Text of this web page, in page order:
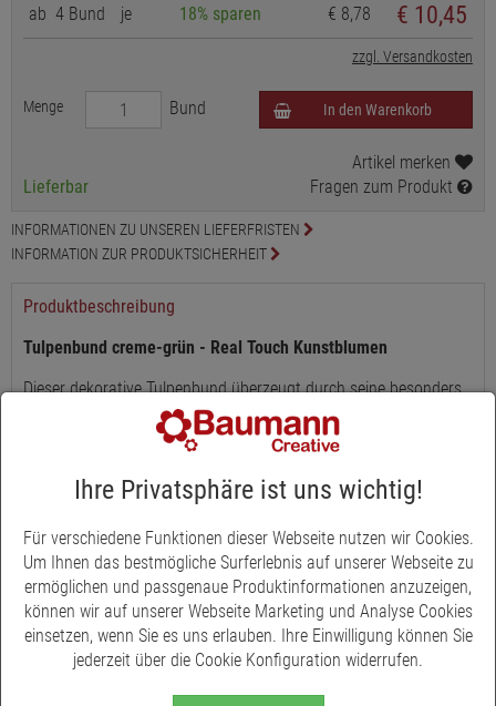
ab 4 Bund je 18% sparen € 8,78 € 10,45
zzgl. Versandkosten
Menge Bund In den Warenkorb
Lieferbar
Artikel merken
Fragen zum Produkt
INFORMATIONEN ZU UNSEREN LIEFERFRISTEN
INFORMATION ZUR PRODUKTSICHERHEIT
Produktbeschreibung
Tulpenbund creme-grün - Real Touch Kunstblumen
Dieser dekorative Tulpenbund überzeugt durch seine besonders
natürliche Optik und Haptik. Die Real Touch Tulpen fühlen sich
angenehm echt an und sind optisch kaum von frischen Blumen
Knospen verleiht dem Arrangement eine lebendige, frische
Ausstrahlung. Die creme-grünen Blüten passen harmonisch zu
frühlingshaften und modernen Dekorationsstilen.
Mit einer Länge von 44 Zentimetern eignet sich der Bund ideal
für Vasen, Gestecke oder saisonale Dekorationen. Die fünf Stiele
sind zu einem Bund zusammengefasst und lassen sich flexibel
arrangieren. Dank der hochwertigen Kunstmaterialien bleibt die
Optik dauerhaft schön - ganz ohne Pflegeaufwand.
Ihre Privatsphäre ist uns wichtig!
Für verschiedene Funktionen dieser Webseite nutzen wir Cookies.
Um Ihnen das bestmögliche Surferlebnis auf unserer Webseite zu
ermöglichen und passgenaue Produktinformationen anzuzeigen,
können wir auf unserer Webseite Marketing und Analyse Cookies
einsetzen, wenn Sie es uns erlauben. Ihre Einwilligung können Sie
jederzeit über die Cookie Konfiguration widerrufen.